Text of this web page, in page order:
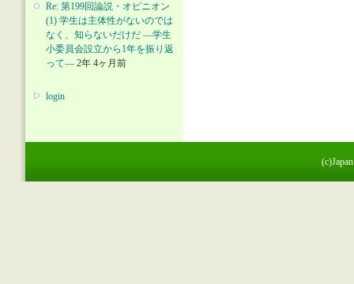
Re: 第199回論説・オピニオン
(1) 学生は主体性がないのでは
なく、知らないだけだ ―学生
小委員会設立から1年を振り返
って― 2年 4ヶ月前
login